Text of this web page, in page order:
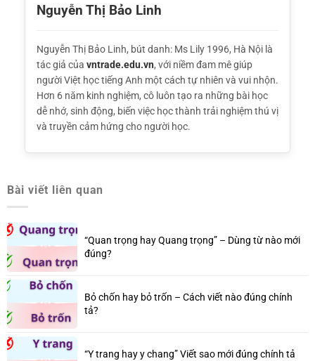
Nguyễn Thị Bảo Linh
Nguyễn Thị Bảo Linh, bút danh: Ms Lily 1996, Hà Nội là
tác giả của vntrade.edu.vn, với niềm đam mê giúp
người Việt học tiếng Anh một cách tự nhiên và vui nhộn.
Hơn 6 năm kinh nghiệm, cô luôn tạo ra những bài học
dễ nhớ, sinh động, biến việc học thành trải nghiệm thú vị
và truyền cảm hứng cho người học.
Bài viết liên quan
“Quan trọng hay Quang trọng” – Dùng từ nào mới
đúng?
Bỏ chốn hay bỏ trốn – Cách viết nào đúng chính
tả?
“Y trang hay y chang” Viết sao mới đúng chính tả